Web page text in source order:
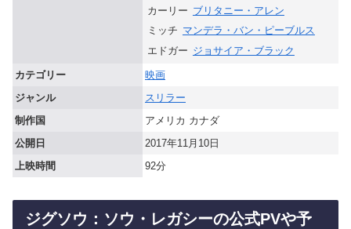
カーリー ブリタニー・アレン
ミッチ マンデラ・バン・ピーブルス
エドガー ジョサイア・ブラック
カテゴリー
映画
ジャンル
スリラー
制作国
アメリカ カナダ
公開日
2017年11月10日
上映時間
92分
ジグソウ：ソウ・レガシーの公式PVや予